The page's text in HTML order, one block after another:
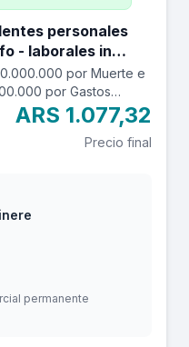
personales
in
por Muerte e
por Gastos
mientras estás
in itinere. Las
desde los 14 a los
ARS 1.077,32
Precio final
permanente